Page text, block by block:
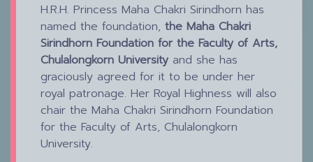
H.R.H. Princess Maha Chakri Sirindhorn has
named the foundation, the Maha Chakri
Sirindhorn Foundation for the Faculty of Arts,
Chulalongkorn University and she has
graciously agreed for it to be under her
royal patronage. Her Royal Highness will also
chair the Maha Chakri Sirindhorn Foundation
for the Faculty of Arts, Chulalongkorn
University.